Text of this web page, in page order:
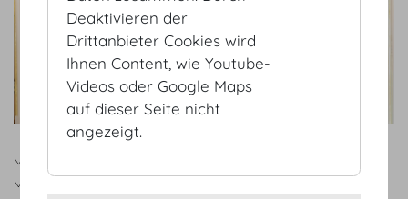
Leiterin Marketing & Sales
Mag.(FH) Barabara Riedl,
MSc, ppa.
Deaktivieren der
Drittanbieter Cookies wird
Ihnen Content, wie Youtube-
Videos oder Google Maps
auf dieser Seite nicht
angezeigt.